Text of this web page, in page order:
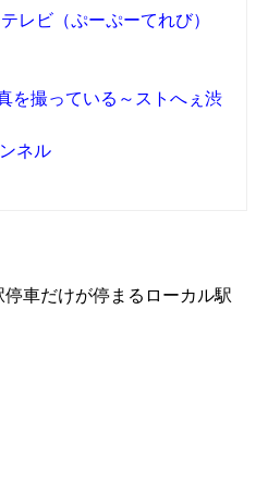
レビ （ぷーぷーてれび）
を撮っている～ストへぇ渋
ネル
車だけが停まるローカル駅